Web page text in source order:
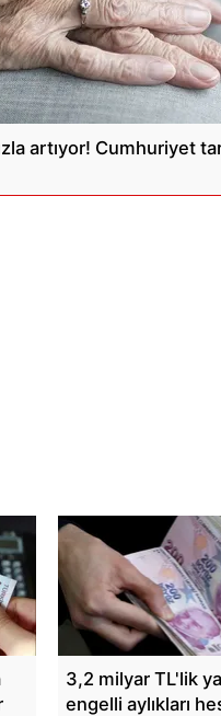
artıyor! Cumhuriyet
3,2 milyar TL'lik
engelli aylıkları